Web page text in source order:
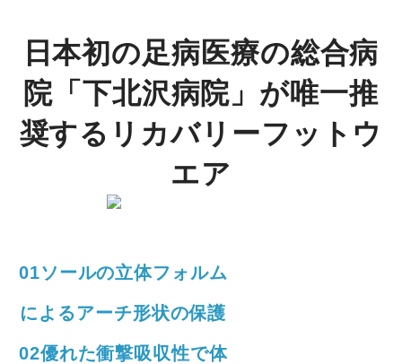
日本初の足病医療の総合病
院「下北沢病院」が唯一推
奨するリカバリーフットウ
エア
01ソールの立体フォルム
による アーチ形状の保護
02優れた衝撃吸収性で体